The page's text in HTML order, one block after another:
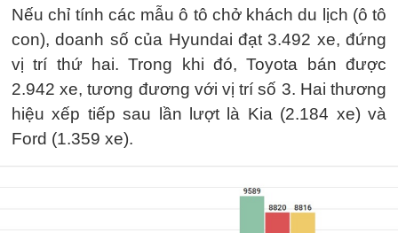
Nếu chỉ tính các mẫu ô tô chở khách du lịch (ô tô
con), doanh số của Hyundai đạt 3.492 xe, đứng
vị trí thứ hai. Trong khi đó, Toyota bán được
2.942 xe, tương đương với vị trí số 3. Hai thương
hiệu xếp tiếp sau lần lượt là Kia (2.184 xe) và
Ford (1.359 xe).